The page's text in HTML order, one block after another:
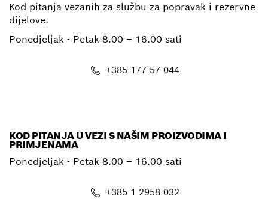
Kod pitanja vezanih za službu za popravak i rezervne
dijelove.
Ponedjeljak - Petak 8.00 – 16.00 sati
+385 177 57 044
KOD PITANJA U VEZI S NAŠIM PROIZVODIMA I
PRIMJENAMA
Ponedjeljak - Petak 8.00 – 16.00 sati
+385 1 2958 032